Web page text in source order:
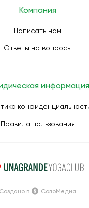
Компания
Написать нам
Ответы на вопросы
информация
Правила пользования
Создано в СолоМедиа